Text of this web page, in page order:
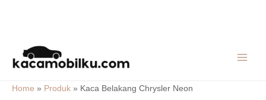
content
Home » Produk » Kaca Belakang Chrysler Neon